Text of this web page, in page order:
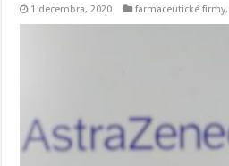
1 decembra, 2020 farmaceutické firmy,